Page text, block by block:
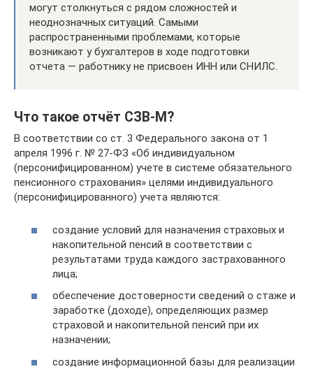
могут столкнуться с рядом сложностей и
неоднозначных ситуаций. Самыми
распространенными проблемами, которые
возникают у бухгалтеров в ходе подготовки
отчета — работнику не присвоен ИНН или СНИЛС.
Что такое отчёт СЗВ-М?
В соответствии со ст. 3 Федерального закона от 1
апреля 1996 г. № 27-ФЗ «Об индивидуальном
(персонифицированном) учете в системе обязательного
пенсионного страхования» целями индивидуального
(персонифицированного) учета являются:
создание условий для назначения страховых и
накопительной пенсий в соответствии с
результатами труда каждого застрахованного
лица;
обеспечение достоверности сведений о стаже и
заработке (доходе), определяющих размер
страховой и накопительной пенсий при их
назначении;
создание информационной базы для реализации